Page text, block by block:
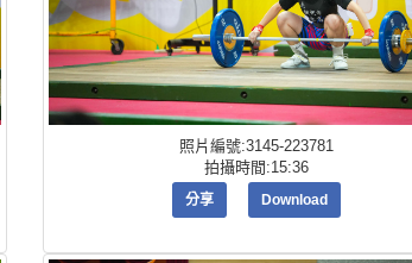
照片編號:3145-223781
拍攝時間:15:36
分享 Download